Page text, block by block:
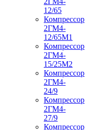
12/65
Компрессор
2ГМ4-
12/65М1
Компрессор
2ГМ4-
15/25М2
Компрессор
2ГМ4-
24/9
Компрессор
2ГМ4-
27/9
Компрессор